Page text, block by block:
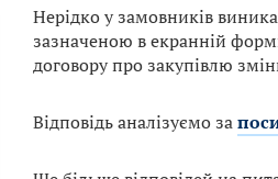
Нерідко у замовників
зазначеною в екранній
договору про закупівлю
Відповідь аналізуємо за